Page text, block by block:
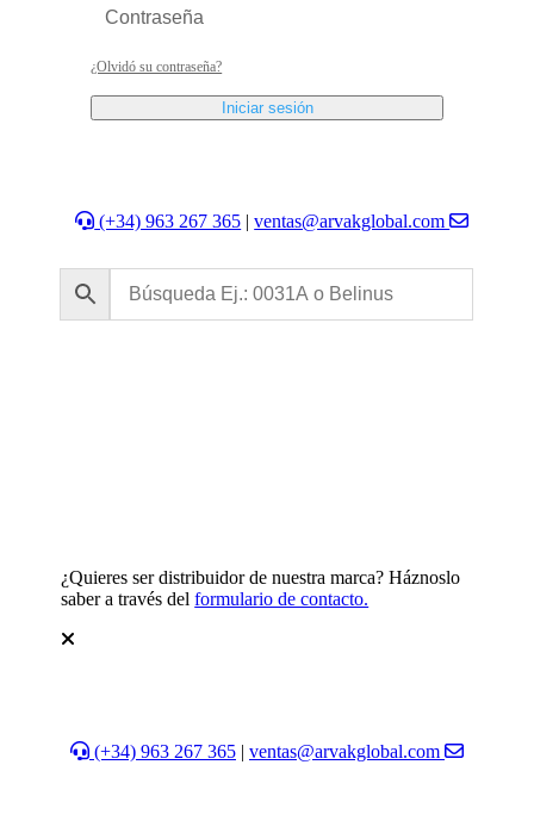
¿Olvidó su contraseña?
Iniciar sesión
(+34) 963 267 365 |ventas@arvakglobal.com
¿Quieres ser distribuidor de nuestra marca? Háznoslo
saber a través delformulario de contacto.
(+34) 963 267 365 | ventas@arvakglobal.com